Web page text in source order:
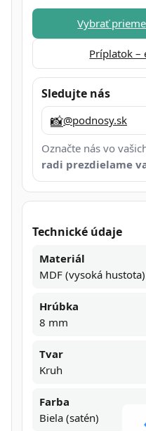
Vybrať
Príplatok –
Sledujte nás
📸@podnosy.sk
Označte nás vo
radi prezdielame
Technické údaje
Materiál
MDF (vysoká hustota)
Hrúbka
8 mm
Tvar
Kruh
Farba
Biela (satén)